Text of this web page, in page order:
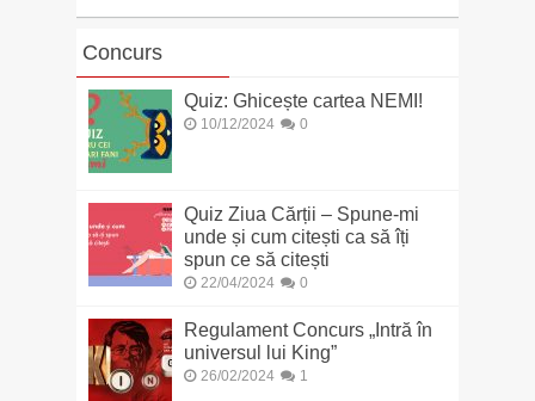
Concurs
Quiz: Ghicește cartea NEMI!
10/12/2024 0
Quiz Ziua Cărții – Spune-mi
unde și cum citești ca să îți
spun ce să citești
22/04/2024 0
Regulament Concurs „Intră în
universul lui King”
26/02/2024 1